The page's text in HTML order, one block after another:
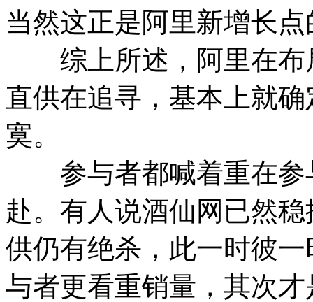
当然这正是阿里新增长
综上所述，阿里在布
直供在追寻，基本上就
寞。
参与者都喊着重在参
赴。有人说酒仙网已然
供仍有绝杀，此一时彼
与者更看重销量，其次